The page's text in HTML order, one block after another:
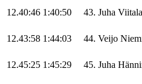
12.40:46 1:40:50 43. Juha Viitala
12.43:58 1:44:03 44. Veijo
12.45:25 1:45:29 45. Juha